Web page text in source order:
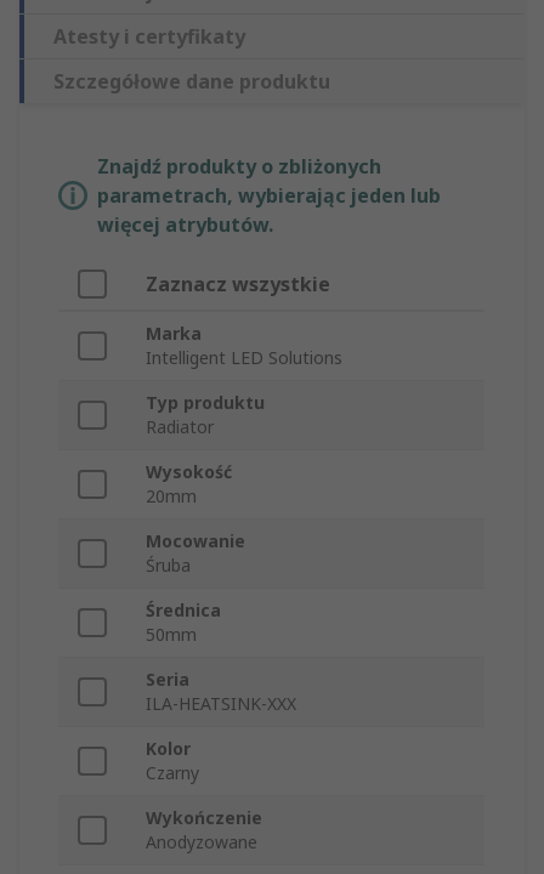
Atesty i certyfikaty
Szczegółowe dane produktu
Znajdź produkty o zbliżonych
parametrach, wybierając jeden lub
więcej atrybutów.
Zaznacz wszystkie
Marka
Intelligent LED Solutions
Typ produktu
Radiator
Wysokość
20mm
Mocowanie
Śruba
Średnica
50mm
Seria
ILA-HEATSINK-XXX
Kolor
Czarny
Wykończenie
Anodyzowane